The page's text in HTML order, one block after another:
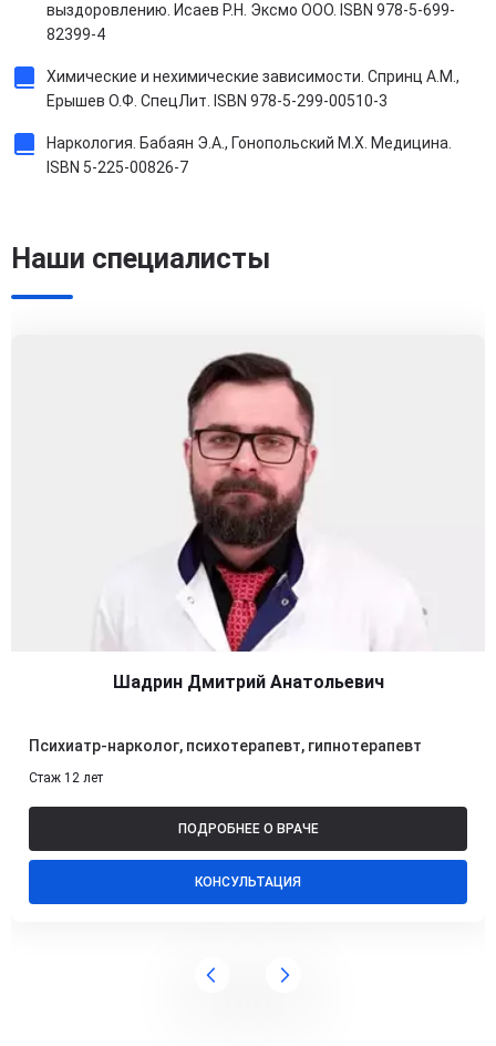
выздоровлению. Исаев Р.Н. Эксмо ООО. ISBN 978-5-699-
82399-4
Химические и нехимические зависимости. Спринц А.М.,
Ерышев О.Ф. СпецЛит. ISBN 978-5-299-00510-3
Наркология. Бабаян Э.А., Гонопольский М.Х. Медицина.
ISBN 5-225-00826-7
Наши специалисты
Шадрин Дмитрий Анатольевич
Психиатр-нарколог, психотерапевт, гипнотерапевт
Стаж 12 лет
ПОДРОБНЕЕ О ВРАЧЕ
КОНСУЛЬТАЦИЯ